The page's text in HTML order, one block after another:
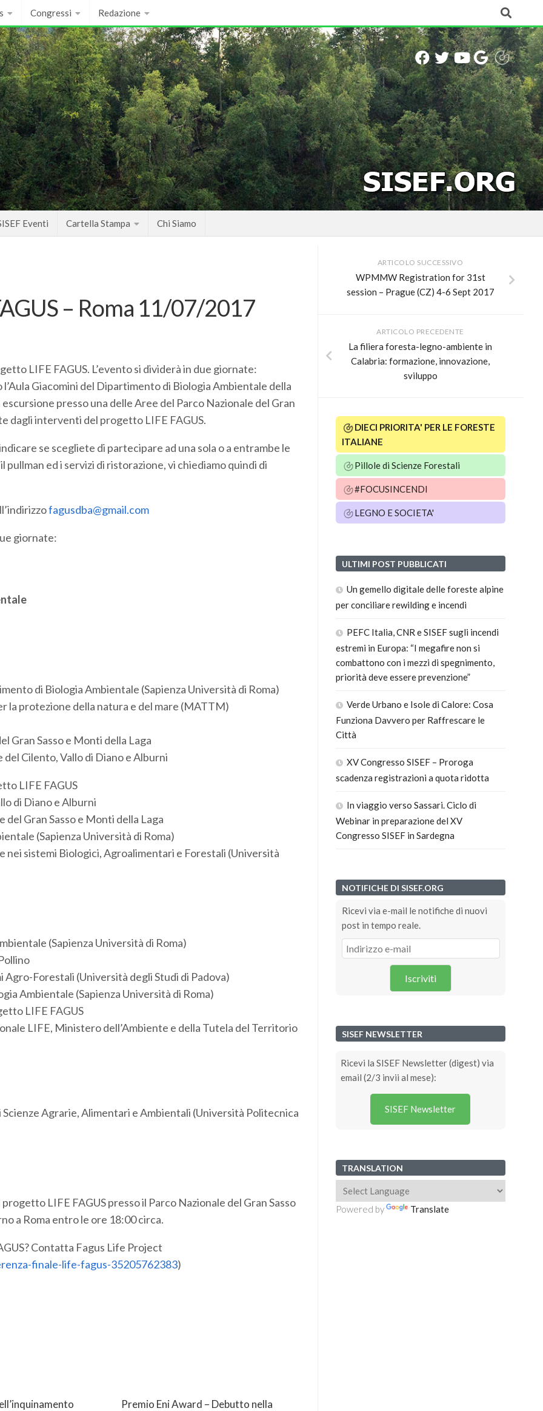
Congressi Redazione
Eventi Cartella Stampa Chi Siamo
– Roma 11/07/2017
LIFE FAGUS. L’evento si dividerà in due giornate:
Giacomini del Dipartimento di Biologia Ambientale della
presso una delle Aree del Parco Nazionale del Gran
dagli interventi del progetto LIFE FAGUS.
se scegliete di partecipare ad una sola o a entrambe le
ed i servizi di ristorazione, vi chiediamo quindi di
fagusdba@gmail.com
giornate:
di Biologia Ambientale (Sapienza Università di Roma)
la protezione della natura e del mare (MATTM)
Gran Sasso e Monti della Laga
Cilento, Vallo di Diano e Alburni
LIFE FAGUS
di Diano e Alburni
del Gran Sasso e Monti della Laga
(Sapienza Università di Roma)
sistemi Biologici, Agroali­mentari e Forestali (Università
(Sapienza Università di Roma)
Forestali (Università degli Studi di Padova)
Ambientale (Sapienza Università di Roma)
LIFE FAGUS
LIFE, Ministero dell’Ambiente e della Tutela del Territorio
Agrarie, Alimentari e Ambientali (Università Politecnica
LIFE FAGUS presso il Parco Nazionale del Gran Sasso
a Roma entro le ore 18:00 circa.
Contatta Fagus Life Project
finale-life-fagus-35205762383)
Premio Eni Award – Debutto nella
ARTICOLO SUCCESSIVO
WPMMW Registration for 31st
session – Prague (CZ) 4-6 Sept 2017
ARTICOLO PRECEDENTE
La filiera foresta-legno-ambiente in
Calabria: formazione, innovazione,
sviluppo
DIECI PRIORITA' PER LE FORESTE
ITALIANE
Pillole di Scienze Forestali
#FOCUSINCENDI
LEGNO E SOCIETA'
ULTIMI POST PUBBLICATI
Un gemello digitale delle foreste alpine
per conciliare rewilding e incendi
PEFC Italia, CNR e SISEF sugli incendi
estremi in Europa: “I megafire non si
combattono con i mezzi di spegnimento,
priorità deve essere prevenzione”
Verde Urbano e Isole di Calore: Cosa
Funziona Davvero per Raffrescare le
Città
XV Congresso SISEF – Proroga
scadenza registrazioni a quota ridotta
In viaggio verso Sassari. Ciclo di
Webinar in preparazione del XV
Congresso SISEF in Sardegna
NOTIFICHE DI SISEF.ORG
Ricevi via e-mail le notifiche di nuovi
post in tempo reale.
Iscriviti
SISEF NEWSLETTER
Ricevi la SISEF Newsletter (digest) via
email (2/3 invii al mese):
SISEF Newsletter
TRANSLATION
Powered by Translate